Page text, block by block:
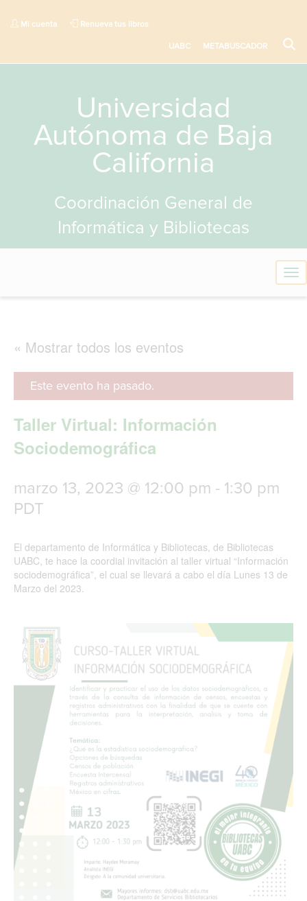
Mi cuenta Renueva tus libros
UABC METABUSCADOR
Universidad
Autónoma de Baja
California
Coordinación General de
Informática y Bibliotecas
T
o
a
« Mostrar todos los eventos
Este evento ha pasado.
Taller Virtual: Información
Sociodemográfica
marzo 13, 2023 @ 12:00 pm - 1:30 pm
PDT
El departamento de Informática y Bibliotecas, de Bibliotecas
UABC, te hace la coordial invitación al taller virtual “Información
sociodemográfica”, el cual se llevará a cabo el día Lunes 13 de
Marzo del 2023.